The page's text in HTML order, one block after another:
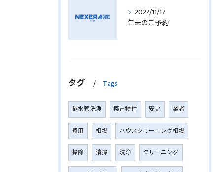
2022/11/17
年末のご予約
タグ Tags
排水管洗浄 築古物件 安い 業者
費用 相場 ハウスクリーニング相場
掃除 清掃 洗浄 クリーニング